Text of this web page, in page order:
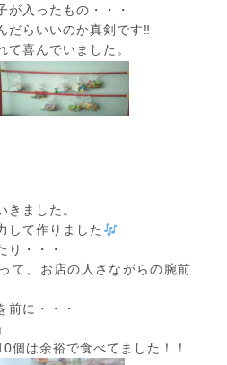
が入ったもの・・・
だらいいのか真剣です‼
て喜んでいました。
きました。
して作りました
り・・・
て、お店の人さながらの腕前
前に・・・
個は余裕で食べてました！！